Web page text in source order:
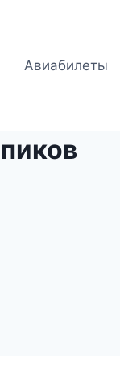
Авиабилеты